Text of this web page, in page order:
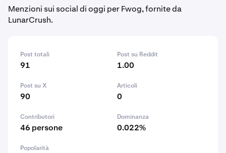
Menzioni sui social di oggi per Fwog, fornite da
LunarCrush.
Post totali
91
Post su Reddit
1.00
Post su X
90
Articoli
0
Contributori
46 persone
Dominanza
0.022%
Popolarità